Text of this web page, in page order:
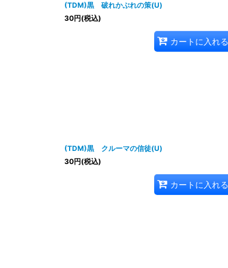
(TDM)黒 破れかぶれの策(U)
30円(税込)
カートに入れる
(TDM)黒 クルーマの信徒(U)
30円(税込)
カートに入れる